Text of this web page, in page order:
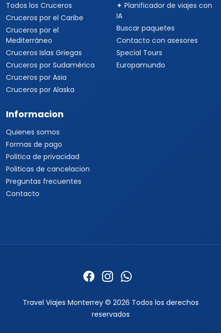
Todos los Cruceros
Cruceros por el Caribe
Cruceros por el
Mediterráneo
Cruceros Islas Griegas
Cruceros por Sudamérica
Cruceros por Asia
Cruceros por Alaska
✦ Planificador de viajes con
IA
Buscar paquetes
Contacto con asesores
Special Tours
Europamundo
Informacion
Quienes somos
Formas de pago
Politica de privacidad
Politicas de cancelacion
Preguntas frecuentes
Contacto
Travel Viajes Monterrey © 2026 Todos los derechos
reservados